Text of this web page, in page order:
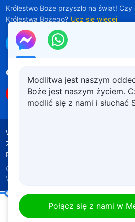
Królestwo Boże przyszło na świat!
Królestwa Bożego? Ucz się więcej
Połącz się z nami w
Obserwuj nas
Warunki korzystania
Źródła wykorzystanych materiałów
Polityka plików cookie
Copyright © 2026
Wszechmogącego.
Modlitwa jest naszym
Boże jest naszym życiem.
modlić się z nami i słuchać
Połącz się z nami w